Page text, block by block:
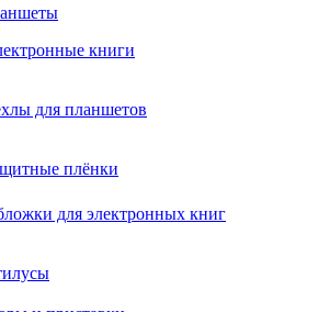
книги
для планшетов
плёнки
для электронных книг